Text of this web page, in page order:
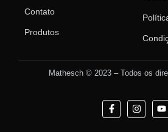
Contato
Produtos
Mathesch © 2023 – Todos os